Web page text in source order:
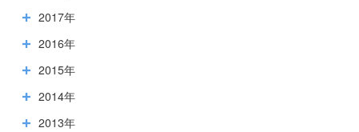
2017年
2016年
2015年
2014年
2013年